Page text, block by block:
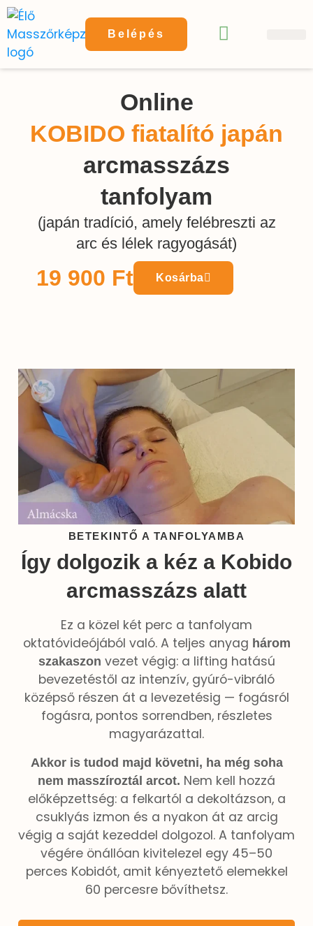
Belépés
Online
KOBIDO fiatalító japán
arcmasszázs
tanfolyam
(japán tradíció, amely felébreszti az
arc és lélek ragyogását)
19 900 Ft Kosárba
BETEKINTŐ A TANFOLYAMBA
Így dolgozik a kéz a Kobido
arcmasszázs alatt
Ez a közel két perc a tanfolyam
oktatóvideójából való. A teljes anyag három
szakaszon vezet végig: a lifting hatású
bevezetéstől az intenzív, gyúró-vibráló
középső részen át a levezetésig — fogásról
fogásra, pontos sorrendben, részletes
magyarázattal.
Akkor is tudod majd követni, ha még soha
nem masszíroztál arcot. Nem kell hozzá
előképzettség: a felkartól a dekoltázson, a
csuklyás izmon és a nyakon át az arcig
végig a saját kezeddel dolgozol. A tanfolyam
végére önállóan kivitelezel egy 45–50
perces Kobidót, amit kényeztető elemekkel
60 percesre bővíthetsz.